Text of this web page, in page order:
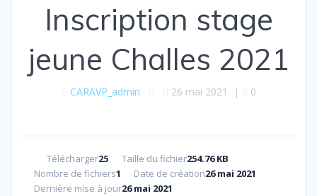
Inscription stage
jeune Challes 2021
CARAVP_admin 26 mai 2021 | 0
Télécharger25 Taille du fichier254.76 KB
Nombre de fichiers1 Date de création26 mai 2021
Dernière mise à jour26 mai 2021